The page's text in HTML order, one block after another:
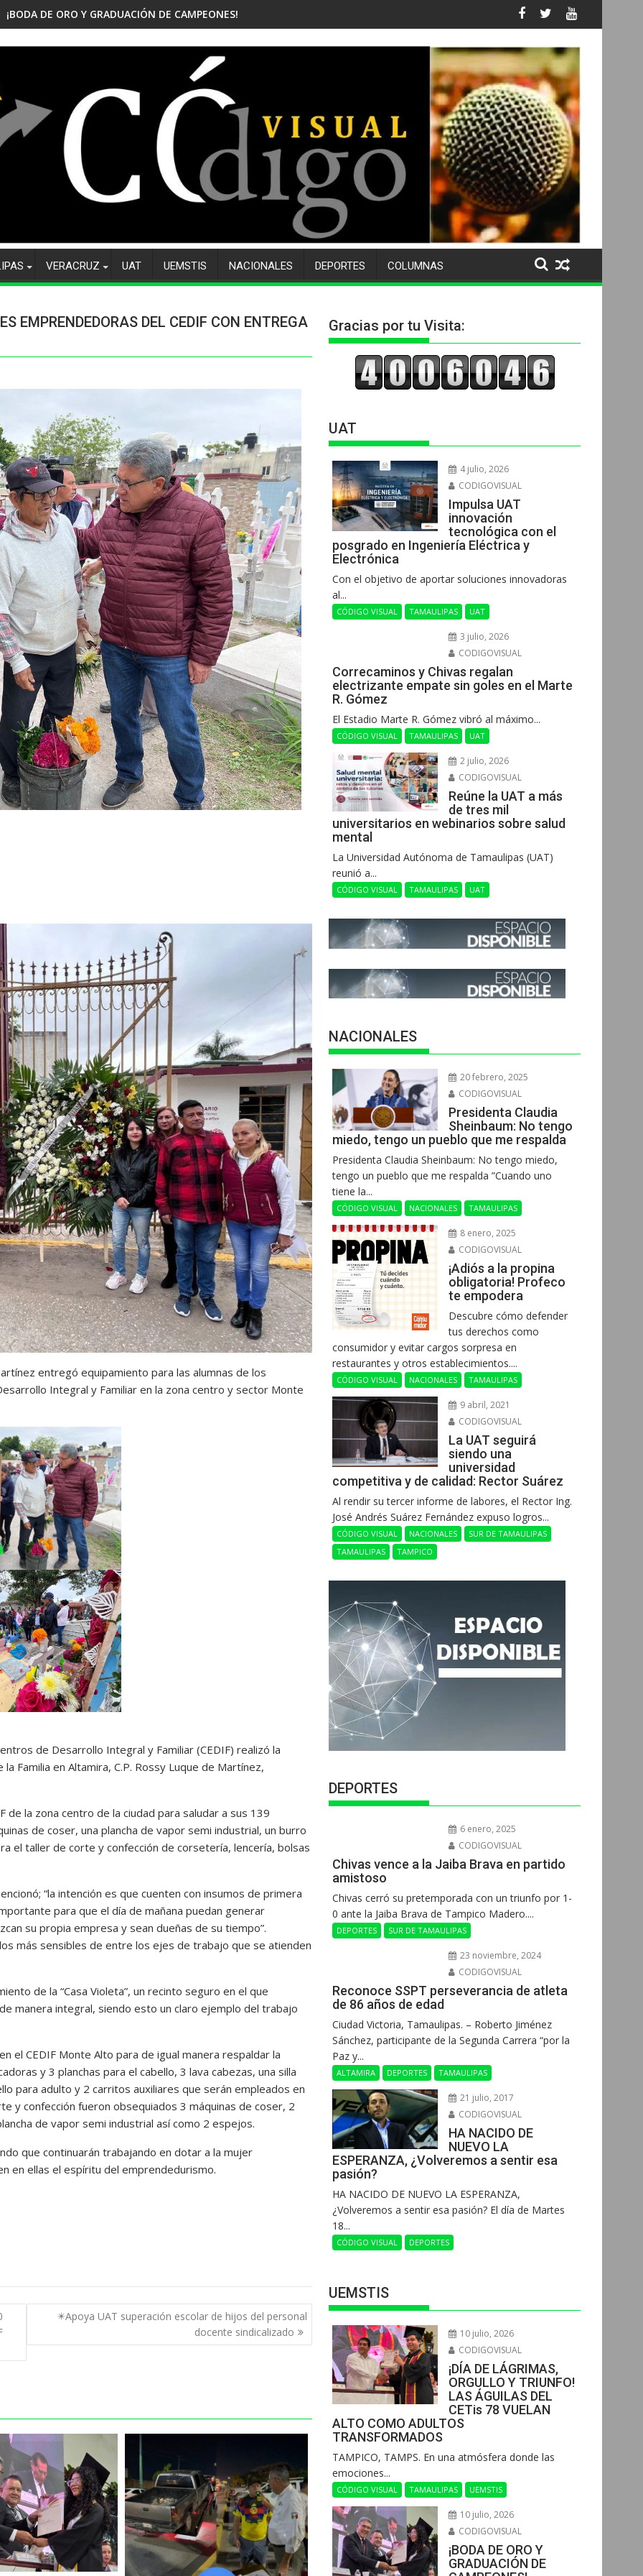
¡BODA DE ORO Y GRADUACIÓN DE CAMPEONES! CELEBRA EL CBTis No. 105 SU 50 ANIVERSARIO Y DESPIDE A MÁS DE 500
VERACRUZ UAT UEMSTIS NACIONALES DEPORTES COLUMNAS
EMPRENDEDORAS DEL CEDIF CON ENTREGA
entregó equipamiento para las alumnas de los
Integral y Familiar en la zona centro y sector Monte
de Desarrollo Integral y Familiar (CEDIF) realizó la
Familia en Altamira, C.P. Rossy Luque de Martínez,
de la zona centro de la ciudad para saludar a sus 139
de coser, una plancha de vapor semi industrial, un burro
el taller de corte y confección de corsetería, lencería, bolsas
“la intención es que cuenten con insumos de primera
para que el día de mañana puedan generar
su propia empresa y sean dueñas de su tiempo”.
más sensibles de entre los ejes de trabajo que se atienden
de la “Casa Violeta”, un recinto seguro en el que
manera integral, siendo esto un claro ejemplo del trabajo
el CEDIF Monte Alto para de igual manera respaldar la
y 3 planchas para el cabello, 3 lava cabezas, una silla
para adulto y 2 carritos auxiliares que serán empleados en
y confección fueron obsequiados 3 máquinas de coser, 2
de vapor semi industrial así como 2 espejos.
que continuarán trabajando en dotar a la mujer
en ellas el espíritu del emprendedurismo.
✴️Apoya UAT superación escolar de hijos del personal
docente sindicalizado
Gracias por tu Visita:
UAT
4 julio, 2026
CODIGOVISUAL
Impulsa UAT
innovación
tecnológica con el
posgrado en Ingeniería Eléctrica y
Electrónica
Con el objetivo de aportar soluciones innovadoras
al...
CÓDIGO VISUAL TAMAULIPAS UAT
3 julio, 2026
CODIGOVISUAL
Correcaminos y Chivas regalan
electrizante empate sin goles en el Marte
R. Gómez
El Estadio Marte R. Gómez vibró al máximo...
CÓDIGO VISUAL TAMAULIPAS UAT
2 julio, 2026
CODIGOVISUAL
Reúne la UAT a más
de tres mil
universitarios en webinarios sobre salud
mental
La Universidad Autónoma de Tamaulipas (UAT)
reunió a...
CÓDIGO VISUAL TAMAULIPAS UAT
NACIONALES
20 febrero, 2025
CODIGOVISUAL
Presidenta Claudia
Sheinbaum: No tengo
miedo, tengo un pueblo que me respalda
Presidenta Claudia Sheinbaum: No tengo miedo,
tengo un pueblo que me respalda ”Cuando uno
tiene la...
CÓDIGO VISUAL NACIONALES TAMAULIPAS
8 enero, 2025
CODIGOVISUAL
¡Adiós a la propina
obligatoria! Profeco
te empodera
Descubre cómo defender
tus derechos como
consumidor y evitar cargos sorpresa en
restaurantes y otros establecimientos....
CÓDIGO VISUAL NACIONALES TAMAULIPAS
9 abril, 2021
CODIGOVISUAL
La UAT seguirá
siendo una
universidad
competitiva y de calidad: Rector Suárez
Al rendir su tercer informe de labores, el Rector Ing.
José Andrés Suárez Fernández expuso logros...
CÓDIGO VISUAL NACIONALES
SUR DE TAMAULIPAS
TAMAULIPAS
TAMPICO
DEPORTES
6 enero, 2025
CODIGOVISUAL
Chivas vence a la Jaiba Brava en partido
amistoso
Chivas cerró su pretemporada con un triunfo por 1-
0 ante la Jaiba Brava de Tampico Madero....
DEPORTES SUR DE TAMAULIPAS
23 noviembre, 2024
CODIGOVISUAL
Reconoce SSPT perseverancia de atleta
de 86 años de edad
Ciudad Victoria, Tamaulipas. – Roberto Jiménez
Sánchez, participante de la Segunda Carrera “por la
Paz y...
ALTAMIRA DEPORTES TAMAULIPAS
21 julio, 2017
CODIGOVISUAL
HA NACIDO DE
NUEVO LA
ESPERANZA, ¿Volveremos a sentir esa
pasión?
HA NACIDO DE NUEVO LA ESPERANZA,
¿Volveremos a sentir esa pasión? El día de Martes
18...
CÓDIGO VISUAL DEPORTES
UEMSTIS
10 julio, 2026
CODIGOVISUAL
¡DÍA DE LÁGRIMAS,
ORGULLO Y TRIUNFO!
LAS ÁGUILAS DEL
CETis 78 VUELAN
ALTO COMO ADULTOS
TRANSFORMADOS
​TAMPICO, TAMPS. En una atmósfera donde las
emociones...
CÓDIGO VISUAL TAMAULIPAS UEMSTIS
10 julio, 2026
CODIGOVISUAL
¡BODA DE ORO Y
GRADUACIÓN DE